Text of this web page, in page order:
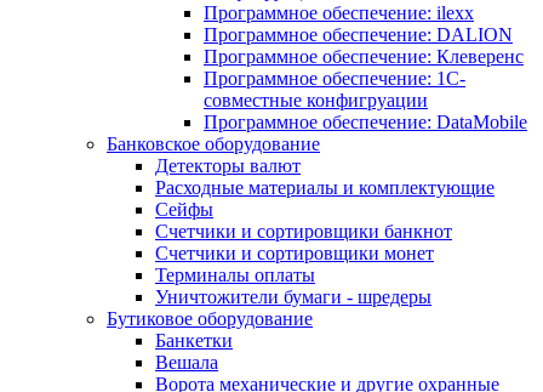
Программное обеспечение: ilexx
Программное обеспечение: DALION
Программное обеспечение: Клеверенс
Программное обеспечение: 1С-
совместные конфигруации
Программное обеспечение: DataMobile
Банковское оборудование
Детекторы валют
Расходные материалы и комплектующие
Сейфы
Счетчики и сортировщики банкнот
Счетчики и сортировщики монет
Терминалы оплаты
Уничтожители бумаги - шредеры
Бутиковое оборудование
Банкетки
Вешала
Ворота механические и другие охранные